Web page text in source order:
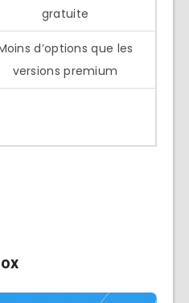
gratuite
d’options que les
versions premium